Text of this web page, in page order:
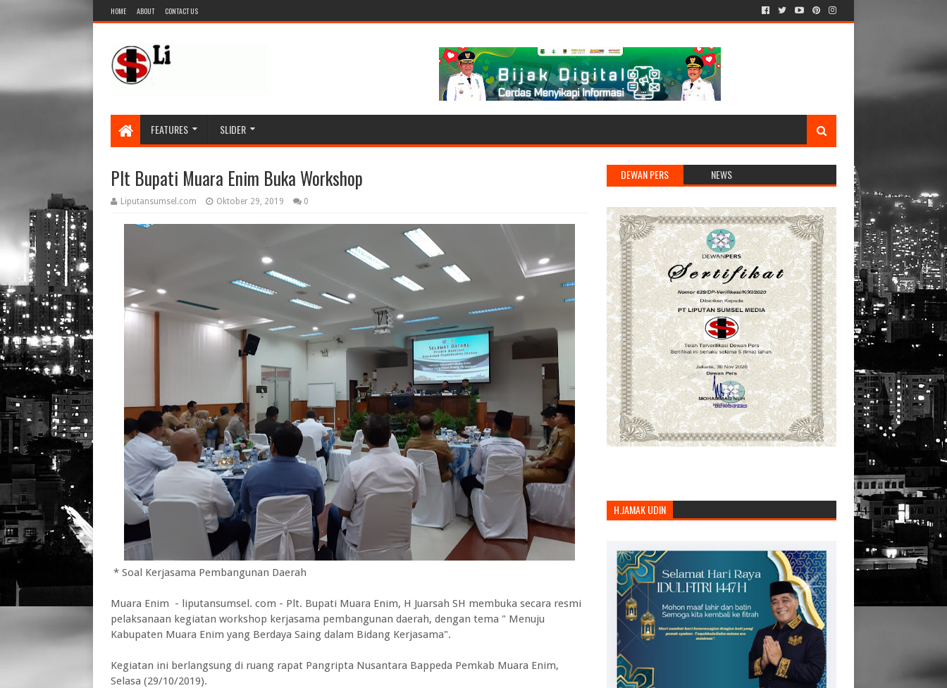
HOME ABOUT CONTACT US
FEATURES SLIDER
Plt Bupati Muara Enim Buka Workshop
Liputansumsel.com Oktober 29, 2019 0
* Soal Kerjasama Pembangunan Daerah
Muara Enim - liputansumsel. com - Plt. Bupati Muara Enim, H Juarsah SH membuka secara resmi
pelaksanaan kegiatan workshop kerjasama pembangunan daerah, dengan tema " Menuju
Kabupaten Muara Enim yang Berdaya Saing dalam Bidang Kerjasama".
Kegiatan ini berlangsung di ruang rapat Pangripta Nusantara Bappeda Pemkab Muara Enim,
Selasa (29/10/2019).
DEWAN PERS NEWS
H.JAMAK UDIN